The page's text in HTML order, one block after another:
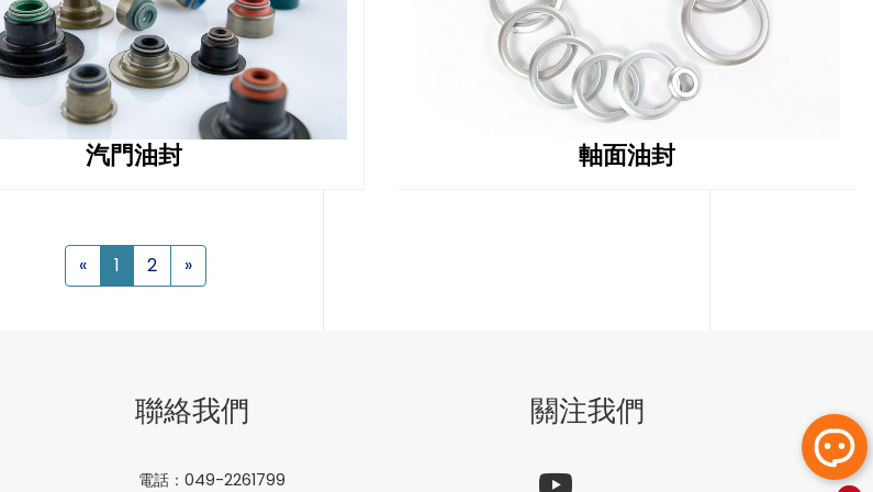
汽門油封 軸面油封
« 1 2 »
聯絡我們
電話：049-2261799
關注我們